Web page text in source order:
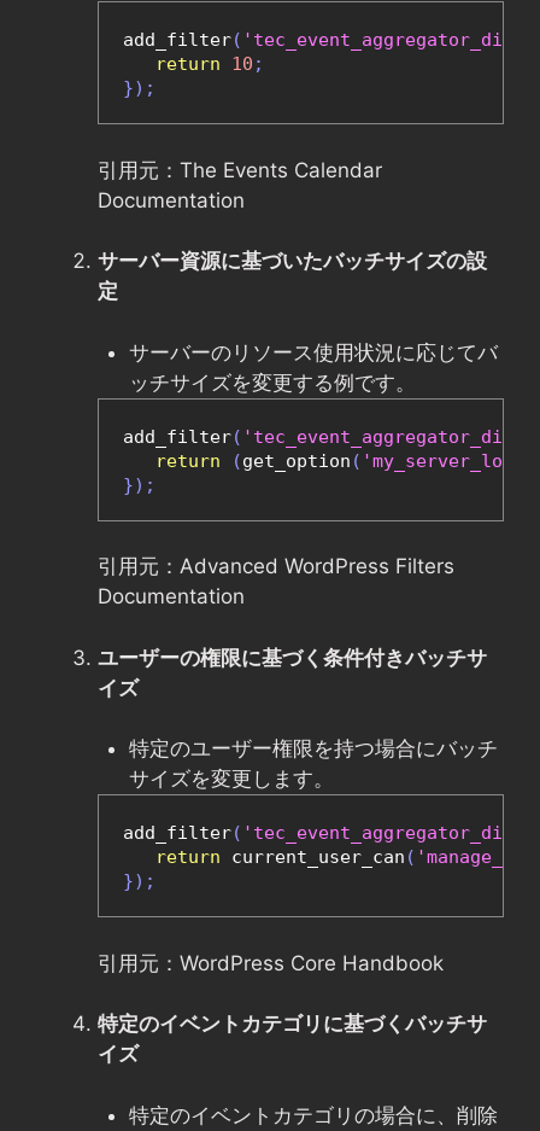
add_filter(
return
10 ;
});
引用元：The Events Calendar
Documentation
サーバー資源に基づいたバッチサイズの設
定
サーバーのリソース使用状況に応じてバ
ッチサイズを変更する例です。
add_filter(
return
(get_option ( 'my_server_load'
});
引用元：Advanced WordPress Filters
Documentation
ユーザーの権限に基づく条件付きバッチサ
イズ
特定のユーザー権限を持つ場合にバッチ
サイズを変更します。
add_filter(
return current_user_can (
});
引用元：WordPress Core Handbook
特定のイベントカテゴリに基づくバッチサ
イズ
特定のイベントカテゴリの場合に、削除